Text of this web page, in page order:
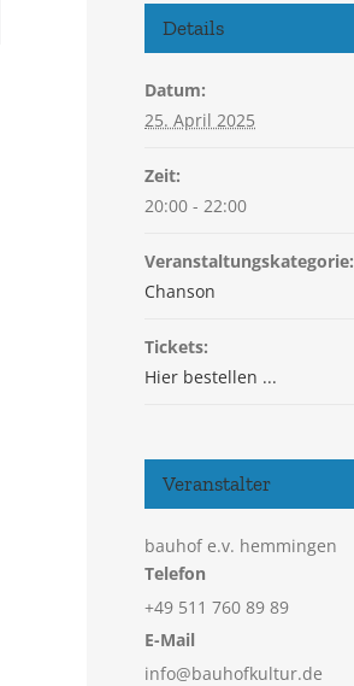
Details
Datum:
25. April 2025
Zeit:
20:00 - 22:00
Veranstaltungskategorie:
Chanson
Tickets:
Hier bestellen ...
Veranstalter
bauhof e.v. hemmingen
Telefon
+49 511 760 89 89
E-Mail
info@bauhofkultur.de